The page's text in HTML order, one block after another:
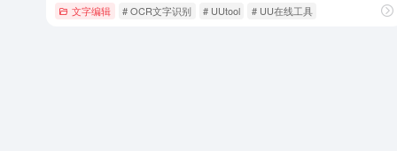
文字编辑 # OCR文字识别 # UUtool # UU在线工具